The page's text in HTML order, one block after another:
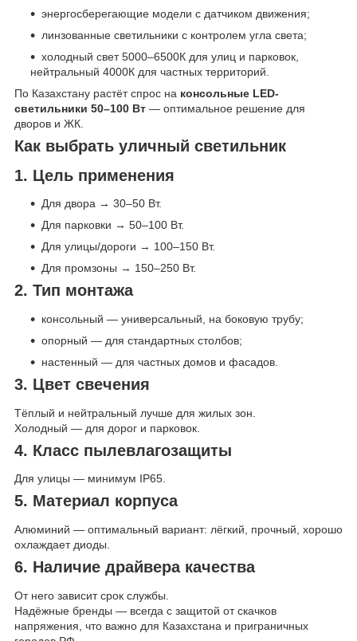
энергосберегающие модели с датчиком движения;
линзованные светильники с контролем угла света;
холодный свет 5000–6500К для улиц и парковок,
нейтральный 4000К для частных территорий.
По Казахстану растёт спрос на консольные LED-
светильники 50–100 Вт — оптимальное решение для
дворов и ЖК.
Как выбрать уличный светильник
1. Цель применения
Для двора → 30–50 Вт.
Для парковки → 50–100 Вт.
Для улицы/дороги → 100–150 Вт.
Для промзоны → 150–250 Вт.
2. Тип монтажа
консольный — универсальный, на боковую трубу;
опорный — для стандартных столбов;
настенный — для частных домов и фасадов.
3. Цвет свечения
Тёплый и нейтральный лучше для жилых зон.
Холодный — для дорог и парковок.
4. Класс пылевлагозащиты
Для улицы — минимум IP65.
5. Материал корпуса
Алюминий — оптимальный вариант: лёгкий, прочный, хорошо
охлаждает диоды.
6. Наличие драйвера качества
От него зависит срок службы.
Надёжные бренды — всегда с защитой от скачков
напряжения, что важно для Казахстана и приграничных